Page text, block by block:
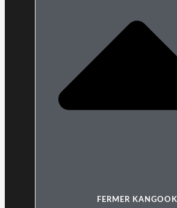
FERMER KANGOOK